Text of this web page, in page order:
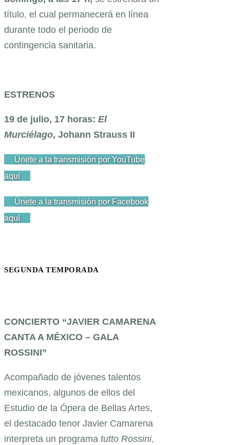
título, el cual permanecerá en línea
durante todo el periodo de
contingencia sanitaria.
ESTRENOS
19 de julio, 17 horas: El
Murciélago, Johann Strauss II
Únete a la transmisión por YouTube
aquí
Únete a la transmisión por Facebook
aquí
SEGUNDA TEMPORADA
CONCIERTO “JAVIER CAMARENA
CANTA A MÉXICO – GALA
ROSSINI”
Acompañado de jóvenes talentos
mexicanos, algunos de ellos del
Estudio de la Ópera de Bellas Artes,
el destacado tenor Javier Camarena
interpreta un programa tutto Rossini,